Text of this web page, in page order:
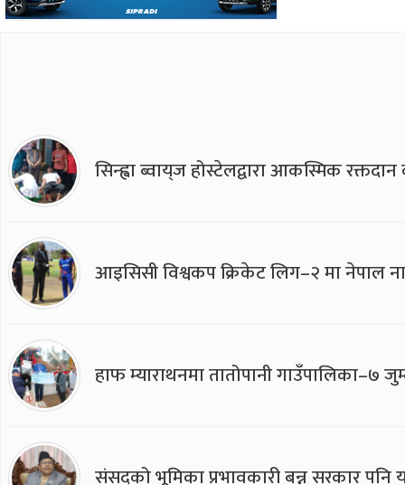
सिन्ह्वा ब्वाय्‌ज होस्टेलद्वारा आकस्मिक
आइसिसी विश्वकप क्रिकेट लिग–२ मा नेपाल
हाफ म्याराथनमा तातोपानी गाउँपालिका–७
संसद्को भूमिका प्रभावकारी बन्न सरकार पनि